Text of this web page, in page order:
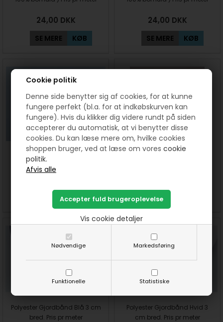
Cookie politik
Denne side benytter sig af cookies, for at kunne
fungere perfekt (bl.a. for at indkøbskurven kan
fungere). Hvis du klikker dig videre rundt på siden
accepterer du automatisk, at vi benytter disse
cookies. Du kan læse mere om, hvilke cookies
shoppen bruger, ved at læse om vorescookie
politik.
Nødvendige Markedsføring
Funktionelle Statistiske
Vis cookie detaljer
24,00 DKK
SE MERE KØB
24,00 DKK
SE MERE KØB
Magnet knap - Antik Messing
3 stk 18 mm
SE MERE KØB
Magnet knap - Sølv
SE MERE
Polyester Gjordbånd Blå 3 cm
bred. Pris pr meter
Polyester Gjordbånd Hvid 3
cm bred. Pris pr meter